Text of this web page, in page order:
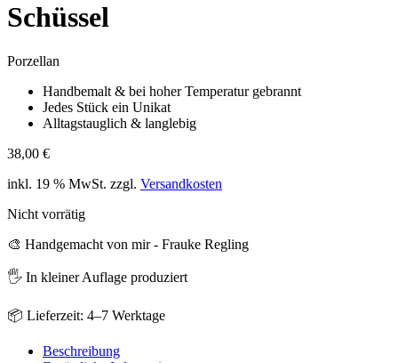
Schüssel
Porzellan
Handbemalt & bei hoher Temperatur gebrannt
Jedes Stück ein Unikat
Alltagstauglich & langlebig
38,00 €
inkl. 19 % MwSt. zzgl. Versandkosten
Nicht vorrätig
🎨 Handgemacht von mir - Frauke Regling
🖐️ In kleiner Auflage produziert
📦 Lieferzeit: 4–7 Werktage
Beschreibung